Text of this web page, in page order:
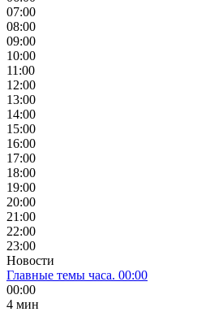
07:00
08:00
09:00
10:00
11:00
12:00
13:00
14:00
15:00
16:00
17:00
18:00
19:00
20:00
21:00
22:00
23:00
Новости
Главные темы часа. 00:00
00:00
4 мин